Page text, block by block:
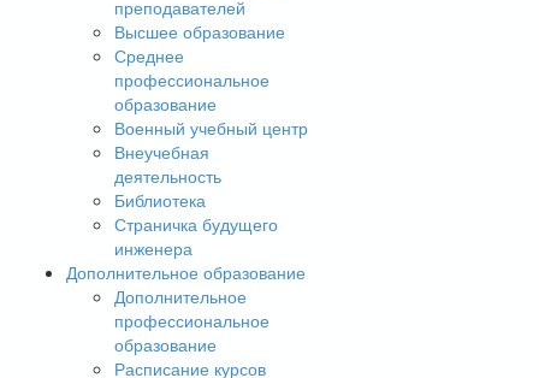
преподавателей
Высшее образование
Среднее
профессиональное
образование
Военный учебный центр
Внеучебная
деятельность
Библиотека
Страничка будущего
инженера
Дополнительное образование
Дополнительное
профессиональное
образование
Расписание курсов